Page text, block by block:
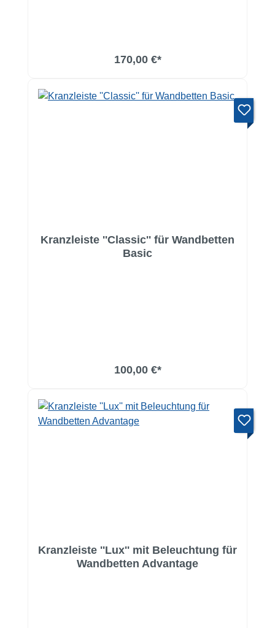
170,00 €*
Kranzleiste ''Classic'' für Wandbetten
Basic
100,00 €*
Kranzleiste ''Lux'' mit Beleuchtung für
Wandbetten Advantage